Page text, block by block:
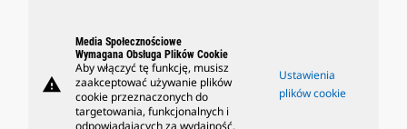
warning
Media Społecznościowe
Wymagana Obsługa Plików Cookie
Aby włączyć tę funkcję, musisz
zaakceptować używanie plików
cookie przeznaczonych do
targetowania, funkcjonalnych i
odpowiadających za wydajność.
Ustawienia
plików cookie